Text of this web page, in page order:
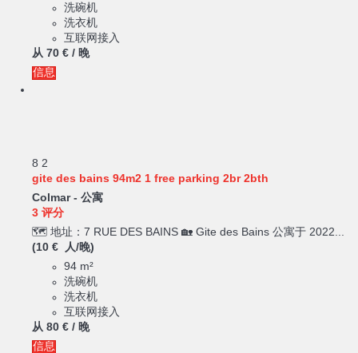
洗碗机
洗衣机
互联网接入
从 70 € / 晚
信息
8 2
gite des bains 94m2 1 free parking 2br 2bth
Colmar - 公寓
3 评分
🗺️ 地址：7 RUE DES BAINS 🏡 Gite des Bains 公寓于 2022...
(10 € 人/晚)
94 m²
洗碗机
洗衣机
互联网接入
从 80 € / 晚
信息